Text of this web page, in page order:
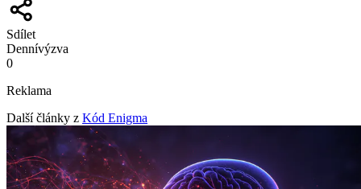
Sdílet
Dennívýzva
0
Reklama
Další články z Kód Enigma